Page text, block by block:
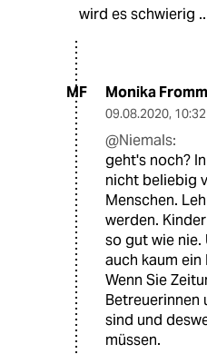
wird es schwierig
MF Monika
09.08.2020,
@Niemals:
geht's noch?
nicht beliebig
Menschen.
werden.
so gut wie
auch kaum
Wenn Sie
Betreuerinnen
sind und
müssen.